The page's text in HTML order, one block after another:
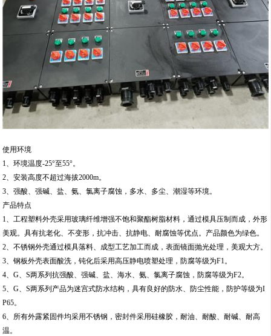
使用环境
1、环境温度-25°至55°。
2、安装高度不超过海拔2000m。
3、强酸、强碱、盐、氨、氯离子腐蚀，多水、多尘、潮湿等环境。
产品特点
1、工程塑料外壳采用玻璃纤维增强不饱和聚酯树脂材料，通过模具压制而成，外形
美观。具有抗老化、不变形，抗冲击、抗静电、耐腐蚀等优点。产品颜色为绿色。
2、不锈钢外壳通过模具落料、成型工艺加工而成，表面镜面抛光处理，美观大方。
3、钢板外壳表面酸洗，钝化后采用高压静电喷塑处理，防腐等级为F1。
4、G、S两系列抗强酸、强碱、盐、海水、氨、氯离子腐蚀，防腐等级为F2。
5、G、S两系列产品为迷宫式防水结构，具有良好的防水、防尘性能，防护等级为I
P65。
6、所有外露紧固件均采用不锈钢，密封件采用硅橡胶，耐油、耐酸、耐碱、耐高
温。